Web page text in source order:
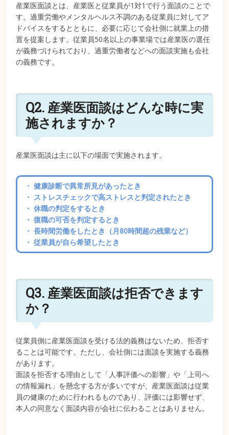
産業医面談とは、産業医と従業員が1対1で行う面談のことで
す。過重労働やメンタルヘルス不調のある従業員に対してア
ドバイスをするとともに、必要に応じて会社側に就業上の措
置を提案します。従業員50名以上の事業場では産業医の選任
が義務づけられており、過重労働者などへの面談実施も会社
の義務です。
Q2. 産業医面談はどんな時に実
施されますか？
産業医面談は主に以下の場面で実施されます。
・ 健康診断で異常所見があったとき
・ ストレスチェックで高ストレスと判定されたとき
・ 休職の判定をするとき
・ 復職の可否を判定するとき
・ 長時間労働をしたとき（月80時間超の残業など）
・ 従業員が自ら希望したとき
Q3. 産業医面談は拒否できます
か？
従業員側に産業医面談を受ける法的義務はないため、拒否す
ることは可能です。ただし、会社側には面談を実施する義務
があります。
面談を拒否する理由として「人事評価への影響」や「上司へ
の情報漏れ」を懸念する方が多いですが、産業医面談は従業
員の健康のために行われるものであり、評価には影響せず、
本人の同意なく面談内容が会社に伝わることはありません。